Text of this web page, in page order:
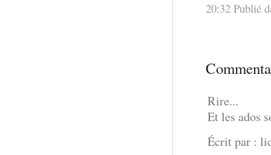
20:32 Publié
Rire...
Et les ados
Écrit par :